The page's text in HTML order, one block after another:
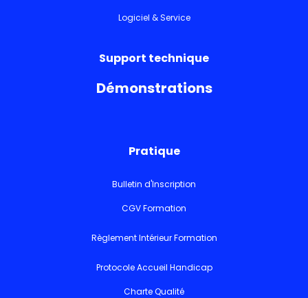
Logiciel & Service
Support technique
Démonstrations
Pratique
Bulletin d'Inscription
CGV Formation
Règlement Intérieur Formation
Protocole Accueil Handicap
Charte Qualité